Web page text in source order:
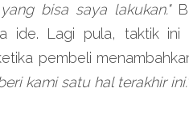
bisa saya lakukan."
ide. Lagi pula, taktik ini
pembeli
kami satu hal terakhir ini."